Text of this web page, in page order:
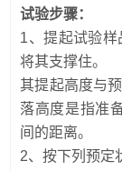
试验步骤：
1、提起试验
将其支撑住。
其提起高度与
落高度是指准
间的距离。
2、按下列预定